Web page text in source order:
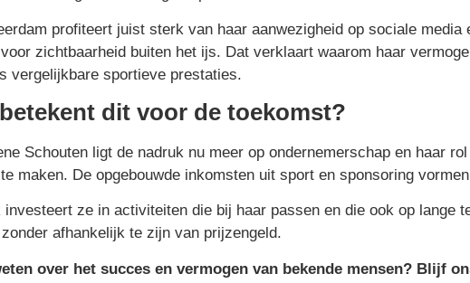
profiteert juist sterk van haar aanwezigheid op sociale
zichtbaarheid buiten het ijs. Dat verklaart waarom haar
vergelijkbare sportieve prestaties.
dit voor de toekomst?
Schouten ligt de nadruk nu meer op ondernemerschap en haar
maken. De opgebouwde inkomsten uit sport en sponsoring
investeert ze in activiteiten die bij haar passen en die ook op lange
afhankelijk te zijn van prijzengeld.
over het succes en vermogen van bekende mensen? Blijf